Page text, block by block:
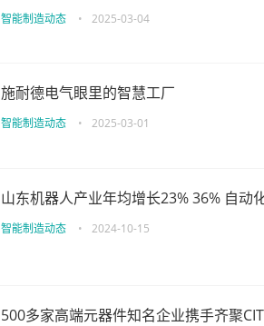
智能制造动态 • 2025-03-04
施耐德电气眼里的智慧工厂
智能制造动态 • 2025-03-01
山东机器人产业年均增长23% 36% 自动
智能制造动态 • 2024-10-15
500多家高端元器件知名企业携手齐聚